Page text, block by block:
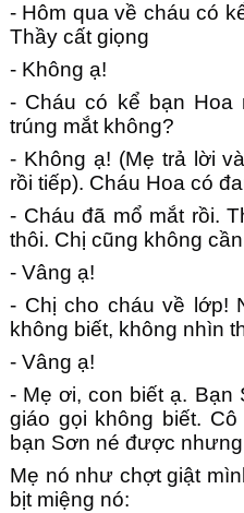
- Hôm qua về cháu có
Thầy cất giọng
- Không ạ!
- Cháu có kể bạn Hoa
trúng mắt không?
- Không ạ! (Mẹ trả lời
rồi tiếp). Cháu Hoa có
- Cháu đã mổ mắt rồi.
thôi. Chị cũng không
- Vâng ạ!
- Chị cho cháu về lớp!
không biết, không nhìn
- Vâng ạ!
- Mẹ ơi, con biết ạ. Bạn
giáo gọi không biết.
bạn Sơn né được
Mẹ nó như chợt giật
bịt miệng nó: